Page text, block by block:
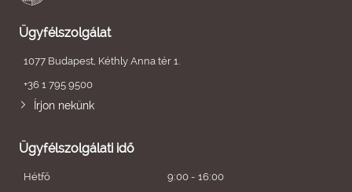
Ügyfélszolgálat
1077 Budapest, Kéthly Anna tér 1.
+36 1 795 9500
Írjon nekünk
Ügyfélszolgálati idő
Hétfő 9:00 - 16:00